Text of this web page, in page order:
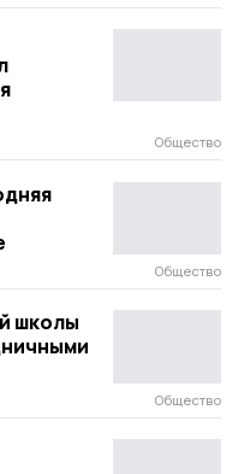
Общество
Общество
школы
Общество